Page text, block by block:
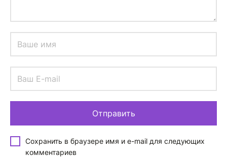
Сохранить в браузере имя и e-mail для следующих
комментариев